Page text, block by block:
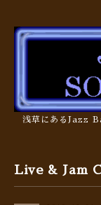
浅草にあるJazz
Live & Jam